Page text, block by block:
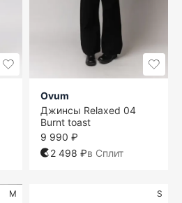
Ovum
Джинсы Relaxed 04
Burnt toast
9 990 ₽
2 498 ₽в Сплит
M
S